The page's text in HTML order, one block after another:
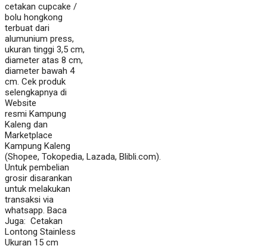
cetakan cupcake /
bolu hongkong
terbuat dari
alumunium press,
ukuran tinggi 3,5 cm,
diameter atas 8 cm,
diameter bawah 4
cm. Cek produk
selengkapnya di
Website
resmi Kampung
Kaleng dan
Marketplace
Kampung Kaleng
(Shopee, Tokopedia, Lazada, Blibli.com).
Untuk pembelian
grosir disarankan
untuk melakukan
transaksi via
whatsapp. Baca
Juga: Cetakan
Lontong Stainless
Ukuran 15 cm